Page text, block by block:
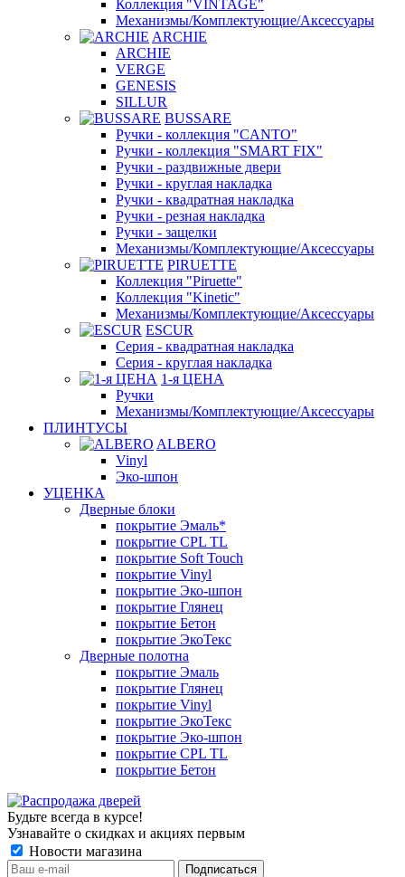
Коллекция "VINTAGE"
Механизмы/Комплектующие/Аксессуары
ARCHIE
ARCHIE
VERGE
GENESIS
SILLUR
BUSSARE
Ручки - коллекция "CANTO"
Ручки - коллекция "SMART FIX"
Ручки - раздвижные двери
Ручки - круглая накладка
Ручки - квадратная накладка
Ручки - резная накладка
Ручки - защелки
Механизмы/Комплектующие/Аксессуары
PIRUETTE
Коллекция "Piruette"
Коллекция "Kinetic"
Механизмы/Комплектующие/Аксессуары
ESCUR
Серия - квадратная накладка
Серия - круглая накладка
1-я ЦЕНА
Ручки
Механизмы/Комплектующие/Аксессуары
ПЛИНТУСЫ
ALBERO
Vinyl
Эко-шпон
УЦЕНКА
Дверные блоки
покрытие Эмаль*
покрытие CPL TL
покрытие Soft Touch
покрытие Vinyl
покрытие Эко-шпон
покрытие Глянец
покрытие Бетон
покрытие ЭкоТекс
Дверные полотна
покрытие Эмаль
покрытие Глянец
покрытие Vinyl
покрытие ЭкоТекс
покрытие Эко-шпон
покрытие CPL TL
покрытие Бетон
Будьте всегда в курсе!
Узнавайте о скидках и акциях первым
Новости магазина